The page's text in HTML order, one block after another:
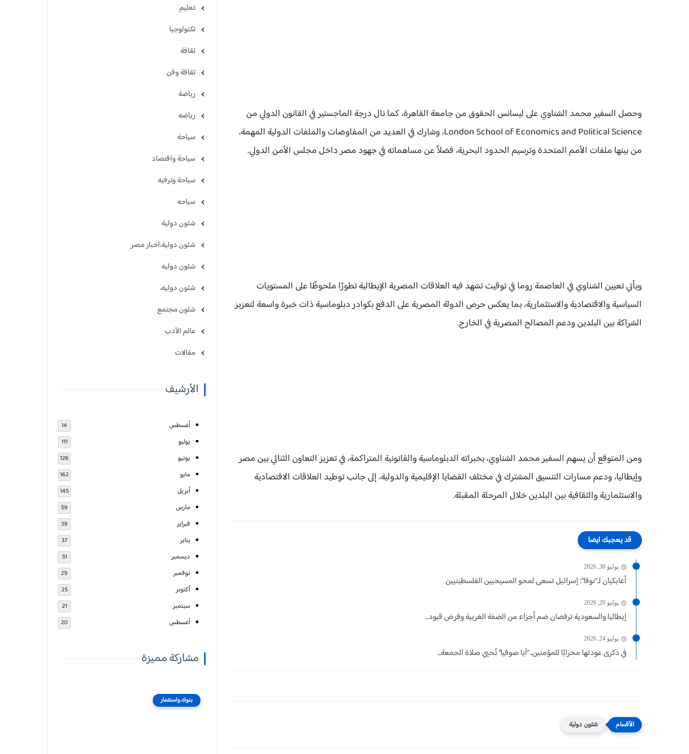
وحصل السفير محمد الشناوي على ليسانس الحقوق من جامعة القاهرة، كما نال درجة الماجستير في القانون الدولي من
London School of Economics and Political Science، وشارك في العديد من المفاوضات والملفات الدولية المهمة،
من بينها ملفات الأمم المتحدة وترسيم الحدود البحرية، فضلاً عن مساهماته في جهود مصر داخل مجلس الأمن الدولي.
ويأتي تعيين الشناوي في العاصمة روما في توقيت تشهد فيه العلاقات المصرية الإيطالية تطورًا ملحوظًا على المستويات
السياسية والاقتصادية والاستثمارية، بما يعكس حرص الدولة المصرية على الدفع بكوادر دبلوماسية ذات خبرة واسعة لتعزيز
الشراكة بين البلدين ودعم المصالح المصرية في الخارج.
ومن المتوقع أن يسهم السفير محمد الشناوي، بخبراته الدبلوماسية والقانونية المتراكمة، في تعزيز التعاون الثنائي بين مصر
وإيطاليا، ودعم مسارات التنسيق المشترك في مختلف القضايا الإقليمية والدولية، إلى جانب توطيد العلاقات الاقتصادية
والاستثمارية والثقافية بين البلدين خلال المرحلة المقبلة.
قد يعجبك ايضا
يوليو 30, 2026
أغابكيان لـ"نوفا": إسرائيل تسعى لمحو المسيحيين الفلسطينيين
يوليو 29, 2026
إيطاليا والسعودية ترفضان ضم أجزاء من الضفة الغربية وفرض قيود...
يوليو 24, 2026
في ذكرى عودتها محرابًا للمؤمنين.. "آيا صوفيا" تُحيي صلاة الجمعة...
شئون دولية
تعليم
تكنولوجيا
ثقافة
ثقافة وفن
رياضة
رياضه
سياحة
سياحة واقتصاد
سياحة وترفيه
سياحه
شئون دولية
شئون دولية،اخبار مصر
شئون دوليه
شئون دوليه،
شئون مجتمع
عالم الأدب
مقالات
الأرشيف
أغسطس 14
يوليو 111
يونيو 126
مايو 162
أبريل 145
مارس 59
فبراير 39
يناير 37
ديسمبر 51
نوفمبر 29
أكتوبر 25
سبتمبر 21
أغسطس 20
مشاركة مميزة
بنوك واستثمار